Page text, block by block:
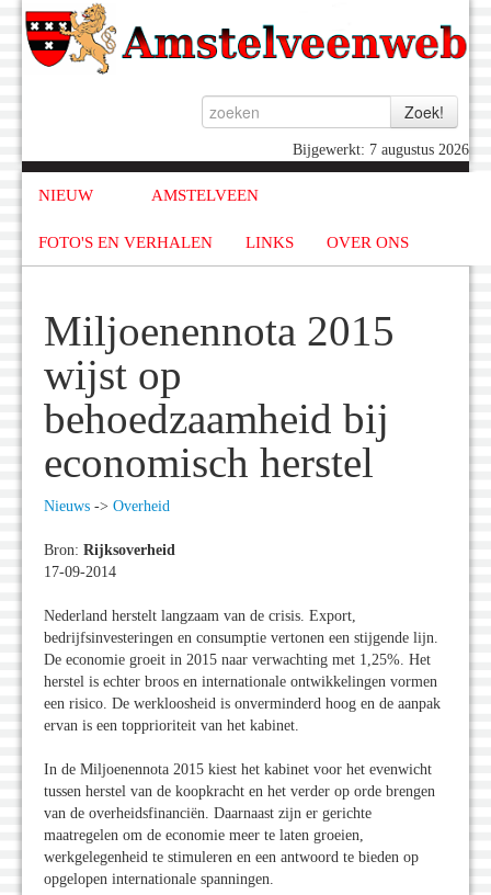
Bijgewerkt: 7 augustus 2026
NIEUW AMSTELVEEN
FOTO'S EN VERHALEN LINKS OVER ONS
Miljoenennota 2015
wijst op
behoedzaamheid bij
economisch herstel
Nieuws -> Overheid
Bron: Rijksoverheid
17-09-2014
Nederland herstelt langzaam van de crisis. Export,
bedrijfsinvesteringen en consumptie vertonen een stijgende lijn.
De economie groeit in 2015 naar verwachting met 1,25%. Het
herstel is echter broos en internationale ontwikkelingen vormen
een risico. De werkloosheid is onverminderd hoog en de aanpak
ervan is een topprioriteit van het kabinet.
In de Miljoenennota 2015 kiest het kabinet voor het evenwicht
tussen herstel van de koopkracht en het verder op orde brengen
van de overheidsfinanciën. Daarnaast zijn er gerichte
maatregelen om de economie meer te laten groeien,
werkgelegenheid te stimuleren en een antwoord te bieden op
opgelopen internationale spanningen.